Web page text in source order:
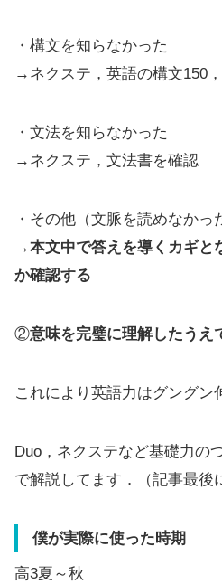
・構文を知らなかった
→ネクステ，英語の構文150
・文法を知らなかった
→ネクステ，文法書を確認
・その他（文脈を読めなかっ
→本文中で答えを導くカギと
か確認する
②意味を完璧に理解したうえ
これにより英語力はグングン
Duo，ネクステなど基礎力の
で解説してます．（記事最後
僕が実際に使った時期
高3夏～秋